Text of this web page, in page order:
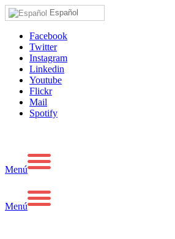
Español
Facebook
Twitter
Instagram
Linkedin
Youtube
Flickr
Mail
Spotify
Menú
Menú